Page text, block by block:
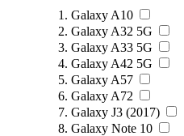
Galaxy A10
Galaxy A32 5G
Galaxy A33 5G
Galaxy A42 5G
Galaxy A57
Galaxy A72
Galaxy J3 (2017)
Galaxy Note 10